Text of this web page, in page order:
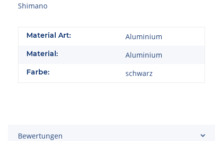
Shimano
Material Art: Aluminium
Material: Aluminium
Farbe: schwarz
Bewertungen